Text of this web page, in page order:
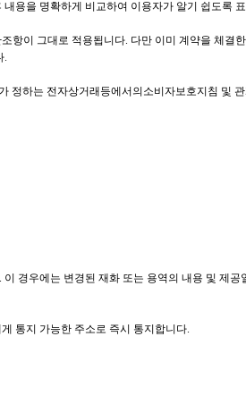
용을 명확하게 비교하여 이용자가 알기 쉽도록
항이 그대로 적용됩니다. 다만 이미 계약을 체결
.
정하는 전자상거래등에서의소비자보호지침 및
경우에는 변경된 재화 또는 용역의 내용 및 제공
통지 가능한 주소로 즉시 통지합니다.